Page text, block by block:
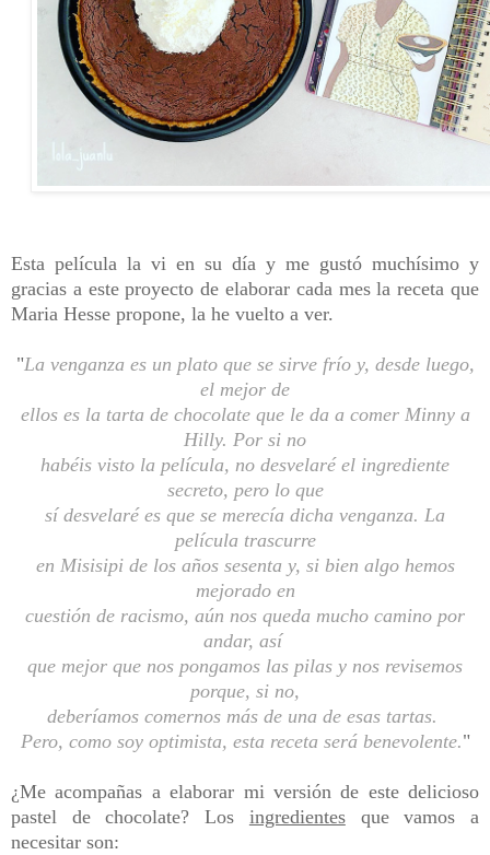
Esta película la vi en su día y me gustó muchísimo y
gracias a este proyecto de elaborar cada mes la receta que
Maria Hesse propone, la he vuelto a ver.
"La venganza es un plato que se sirve frío y, desde luego,
el mejor de
ellos es la tarta de chocolate que le da a comer Minny a
Hilly. Por si no
habéis visto la película, no desvelaré el ingrediente
secreto, pero lo que
sí desvelaré es que se merecía dicha venganza. La
película trascurre
en Misisipi de los años sesenta y, si bien algo hemos
mejorado en
cuestión de racismo, aún nos queda mucho camino por
andar, así
que mejor que nos pongamos las pilas y nos revisemos
porque, si no,
deberíamos comernos más de una de esas tartas.
Pero, como soy optimista, esta receta será benevolente."
¿Me acompañas a elaborar mi versión de este delicioso
pastel de chocolate? Los ingredientesque vamos a
necesitar son: